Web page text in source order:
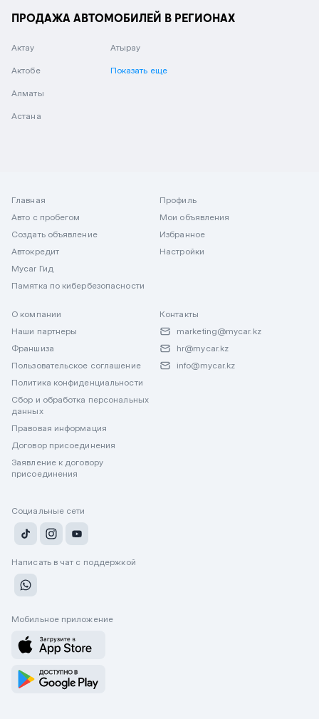
ПРОДАЖА АВТОМОБИЛЕЙ В РЕГИОНАХ
Актау
Актобе
Алматы
Астана
Атырау
Показать еще
Главная
Авто с пробегом
Создать объявление
Автокредит
Mycar Гид
Памятка по кибербезопасности
Профиль
Мои объявления
Избранное
Настройки
О компании
Наши партнеры
Франшиза
Пользовательское соглашение
Политика конфиденциальности
Сбор и обработка персональных
данных
Правовая информация
Договор присоединения
Заявление к договору
присоединения
Контакты
marketing@mycar.kz
hr@mycar.kz
info@mycar.kz
Социальные сети
Написать в чат с поддержкой
Мобильное приложение